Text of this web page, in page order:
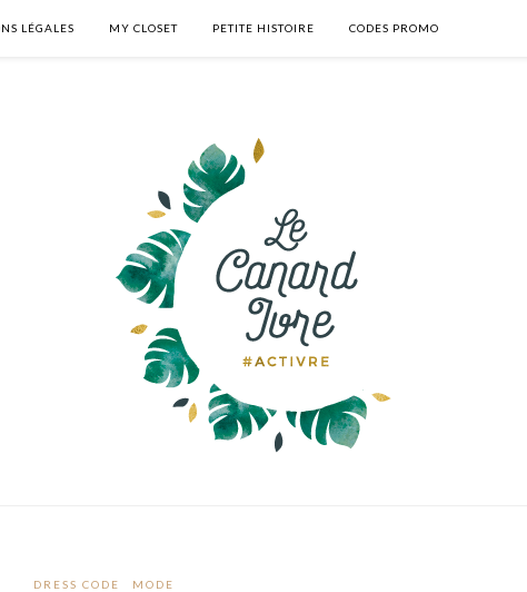
LÉGALES MY CLOSET PETITE HISTOIRE CODES PROMO
DRESS CODE MODE